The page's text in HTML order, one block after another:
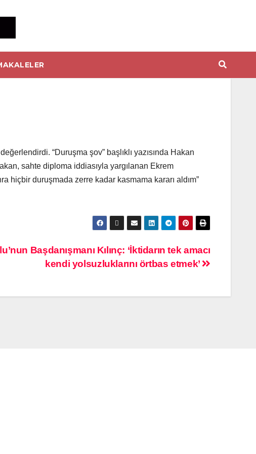
“Duruşma şov” başlıklı yazısında Hakan
sahte diploma iddiasıyla yargılanan Ekrem
hiçbir duruşmada zerre kadar kasmama kararı aldım”
Başdanışmanı Kılınç: ‘İktidarın tek amacı
kendi yolsuzluklarını örtbas etmek’